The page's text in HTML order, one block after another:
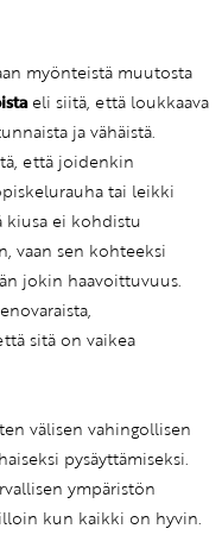
myönteistä muutosta
eli siitä, että loukkaava
ja vähäistä.
että joidenkin
tai leikki
kiusa ei kohdistu
vaan sen kohteeksi
jokin haavoittuvuus.
sitä on vaikea
välisen vahingollisen
pysäyttämiseksi.
ympäristön
kun kaikki on hyvin.